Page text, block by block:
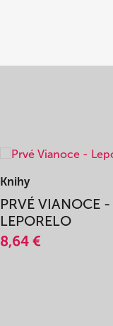
Knihy
PRVÉ VIANOCE -
LEPORELO
8,64 €